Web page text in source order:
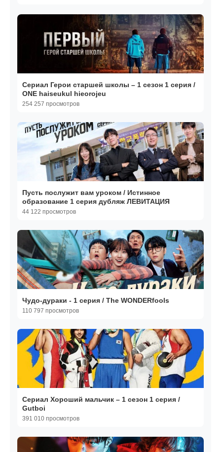
Сериал Герои старшей школы – 1 сезон 1 серия /
ONE haiseukul hieorojeu
254 257 просмотров
Пусть послужит вам уроком / Истинное
образование 1 серия дубляж ЛЕВИТАЦИЯ
44 122 просмотров
Чудо-дураки - 1 серия / The WONDERfools
110 797 просмотров
Сериал Хороший мальчик – 1 сезон 1 серия /
Gutboi
391 010 просмотров